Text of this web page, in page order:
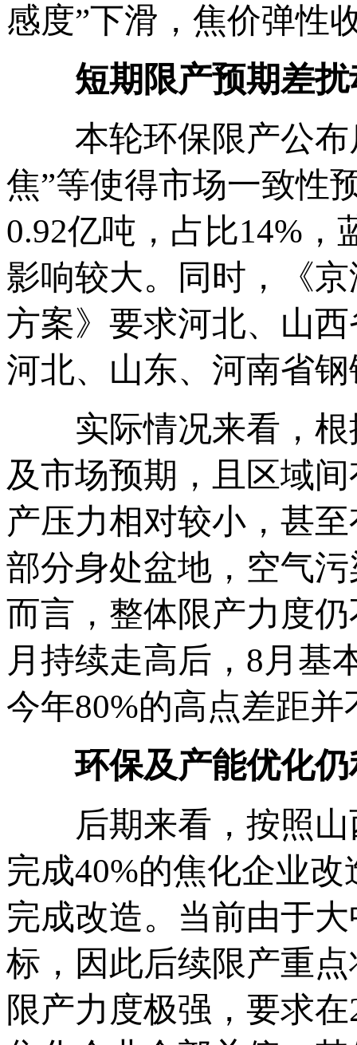
感度”下滑，焦价弹性
短期限产预期差扰
本轮环保限产公布
焦”等使得市场一致性
0.92亿吨，占比14%，
影响较大。同时，《
方案》要求河北、山
河北、山东、河南省
实际情况来看，根
及市场预期，且区域
产压力相对较小，甚
部分身处盆地，空气
而言，整体限产力度
月持续走高后，8月基
今年80%的高点差距并
环保及产能优化
后期来看，按照山
完成40%的焦化企业
完成改造。当前由于
标，因此后续限产重
限产力度极强，要求